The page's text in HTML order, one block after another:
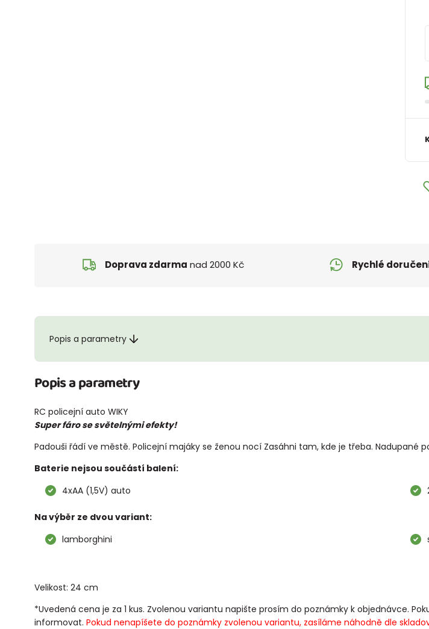
Doprava zdarma nad 2000 Kč Rychlé
Popis a parametry
Popis a parametry
RC policejní auto WIKY
Super fáro se světelnými efekty!
Padouši řádí ve městě. Policejní majáky se ženou nocí Zasáhni tam, kde je třeba. Nadupané
Baterie nejsou součástí balení:
4xAA (1,5V) auto
Na výběr ze dvou variant:
lamborghini
Velikost: 24 cm
*Uvedená cena je za 1 kus. Zvolenou variantu napište prosím do poznámky k objednávce.
informovat. Pokud nenapíšete do poznámky zvolenou variantu, zasíláme náhodně dle